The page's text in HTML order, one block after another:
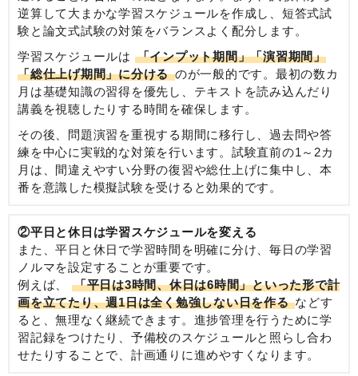
逆算して大まかな学習スケジュールを作成し、短答式試
験と論文式試験の対策をバランスよく配分します。
学習スケジュールは 「インプット期間」「演習期間」
「総仕上げ期間」に分けるのが一般的です。最初の数カ
月は基礎知識の習得を優先し、テキストを読み込んだり
講義を視聴したりする時間を確保します。
その後、問題演習を重視する期間に移行し、過去問や答
練を中心に実戦的な対策を行います。試験直前の1～2カ
月は、間違えやすい分野の復習や総仕上げに集中し、本
番を意識した模擬試験を受けると効果的です。
②平日と休日は学習スケジュールを変える
また、平日と休日で学習時間を明確に分け、毎日の学習
ノルマを設定することが重要です。
例えば、
「平日は3時間、休日は6時間」といった形で計
画を立てたり、週1日は全く勉強しない日を作る などす
ると、無理なく継続できます。進捗管理を行うために学
習記録をつけたり、予備校のスケジュールと照らし合わ
せたりすることで、計画通りに進めやすくなります。